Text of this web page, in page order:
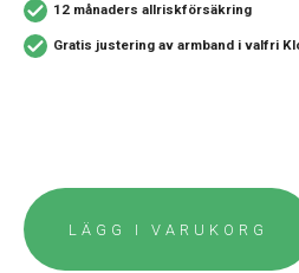
12 månaders allriskförsäkring
Gratis justering av armband i valfri
LÄGG I VARUKORG